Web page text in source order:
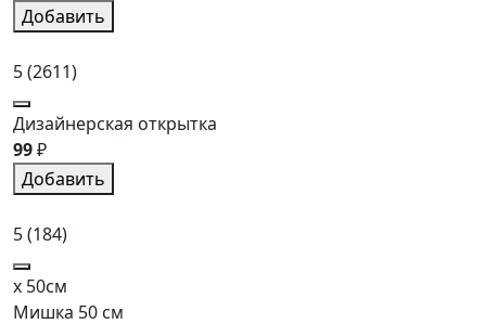
Добавить
5(2611)
Дизайнерская открытка
99₽
Добавить
5(184)
x 50см
Мишка 50 см